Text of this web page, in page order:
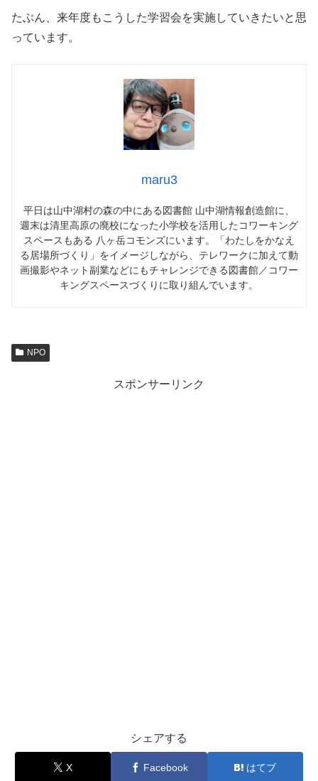
たぶん、来年度もこうした学習会を実施していきたいと思
っています。
maru3
平日は山中湖村の森の中にある図書館 山中湖情報創造館に、
週末は清里高原の廃校になった小学校を活用したコワーキング
スペースもある 八ヶ岳コモンズにいます。「わたしをかなえ
る居場所づくり」をイメージしながら、テレワークに加えて動
画撮影やネット副業などにもチャレンジできる図書館／コワー
キングスペースづくりに取り組んでいます。
NPO
スポンサーリンク
シェアする
X Facebook はてブ